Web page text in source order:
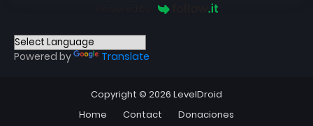
Powered by Translate
Copyright © 2026 LevelDroid
Home
Contact Donaciones